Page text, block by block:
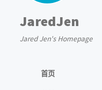
JaredJen
Jared Jen's Homepage
首页